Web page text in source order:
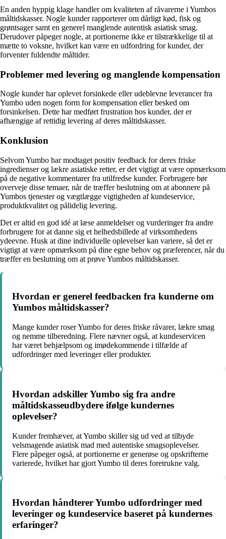
En anden hyppig klage handler om kvaliteten af råvarerne i Yumbos
måltidskasser. Nogle kunder rapporterer om dårligt kød, fisk og
grøntsager samt en generel manglende autentisk asiatisk smag.
Derudover påpeger nogle, at portionerne ikke er tilstrækkelige til at
mætte to voksne, hvilket kan være en udfordring for kunder, der
forventer fuldendte måltider.
Problemer med levering og manglende kompensation
Nogle kunder har oplevet forsinkede eller udeblevne leverancer fra
Yumbo uden nogen form for kompensation eller besked om
forsinkelsen. Dette har medført frustration hos kunder, der er
afhængige af rettidig levering af deres måltidskasser.
Konklusion
Selvom Yumbo har modtaget positiv feedback for deres friske
ingredienser og lækre asiatiske retter, er det vigtigt at være opmærksom
på de negative kommentarer fra utilfredse kunder. Forbrugere bør
overveje disse temaer, når de træffer beslutning om at abonnere på
Yumbos tjenester og vægtlægge vigtigheden af kundeservice,
produktkvalitet og pålidelig levering.
Det er altid en god idé at læse anmeldelser og vurderinger fra andre
forbrugere for at danne sig et helhedsbillede af virksomhedens
ydeevne. Husk at dine individuelle oplevelser kan variere, så det er
vigtigt at være opmærksom på dine egne behov og præferencer, når du
træffer en beslutning om at prøve Yumbos måltidskasser.
Hvordan er generel feedbacken fra kunderne om
Yumbos måltidskasser?
Mange kunder roser Yumbo for deres friske råvarer, lækre smag
og nemme tilberedning. Flere nævner også, at kundeservicen
har været behjælpsom og imødekommende i tilfælde af
udfordringer med leveringer eller produkter.
Hvordan adskiller Yumbo sig fra andre
måltidskasseudbydere ifølge kundernes
oplevelser?
Kunder fremhæver, at Yumbo skiller sig ud ved at tilbyde
velsmagende asiatisk mad med autentiske smagsoplevelser.
Flere påpeger også, at portionerne er generøse og opskrifterne
varierede, hvilket har gjort Yumbo til deres foretrukne valg.
Hvordan håndterer Yumbo udfordringer med
leveringer og kundeservice baseret på kundernes
erfaringer?